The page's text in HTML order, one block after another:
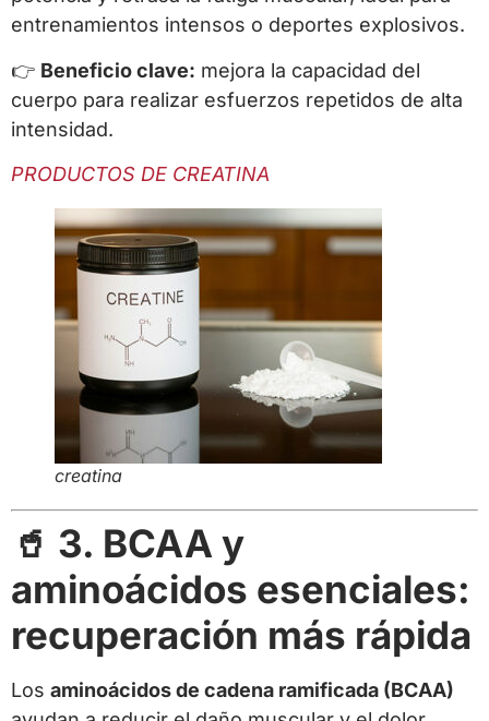
entrenamientos intensos o deportes explosivos.
👉 Beneficio clave: mejora la capacidad del
cuerpo para realizar esfuerzos repetidos de alta
intensidad.
PRODUCTOS DE CREATINA
creatina
🥤 3. BCAA y
aminoácidos esenciales:
recuperación más rápida
Los aminoácidos de cadena ramificada (BCAA)